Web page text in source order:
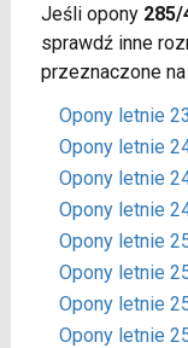
Jeśli opony 285/
sprawdź inne
przeznaczone
Opony letnie
Opony letnie
Opony letnie
Opony letnie
Opony letnie
Opony letnie
Opony letnie
Opony letnie